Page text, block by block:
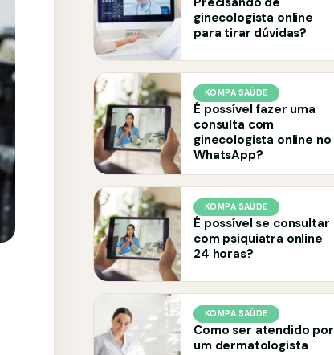
ginecologista online
para tirar dúvidas?
KOMPA SAÚDE
É possível fazer uma
consulta com
ginecologista online no
WhatsApp?
KOMPA SAÚDE
É possível se consultar
com psiquiatra online
24 horas?
KOMPA SAÚDE
Como ser atendido por
um dermatologista